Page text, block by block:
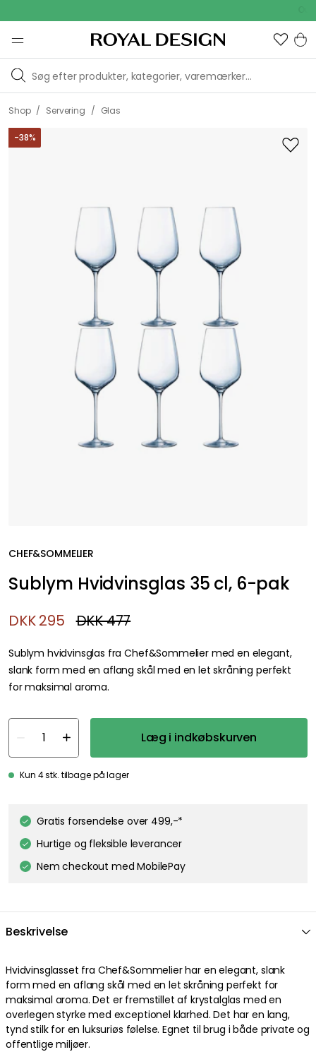
Shop / Servering / Glas
-38%
CHEF&SOMMELIER
Sublym Hvidvinsglas 35 cl, 6-pak
DKK 295 DKK 477
Sublym hvidvinsglas fra Chef&Sommelier med en elegant,
slank form med en aflang skål med en let skråning perfekt
for maksimal aroma.
Læg i indkøbskurven
Kun 4 stk. tilbage på lager
Gratis forsendelse over 499,-*
Hurtige og fleksible leverancer
Nem checkout med MobilePay
Beskrivelse
Hvidvinsglasset fra Chef&Sommelier har en elegant, slank
form med en aflang skål med en let skråning perfekt for
maksimal aroma. Det er fremstillet af krystalglas med en
overlegen styrke med exceptionel klarhed. Det har en lang,
tynd stilk for en luksuriøs følelse. Egnet til brug i både private og
offentlige miljøer.
We care about your privacy!
our traffic. You have the right and option to opt out of any non-